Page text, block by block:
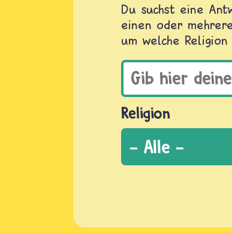
Du suchst eine
einen oder
um welche
Religion